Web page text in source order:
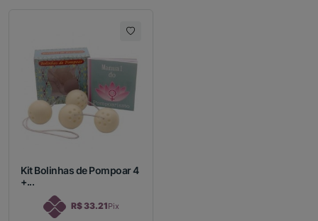
Kit Bolinhas de Pompoar 4
+...
R$ 33.21Pix